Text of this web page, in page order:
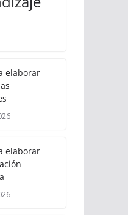
elaborar
elaborar